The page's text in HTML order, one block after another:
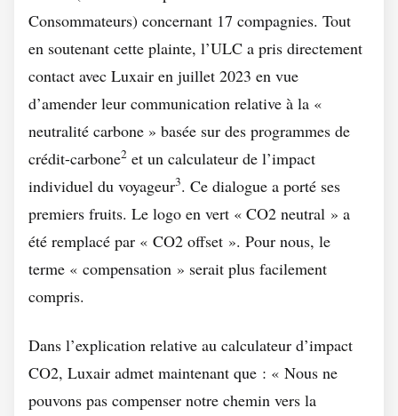
Consommateurs) concernant 17 compagnies. Tout
en soutenant cette plainte, l’ULC a pris directement
contact avec Luxair en juillet 2023 en vue
d’amender leur communication relative à la «
neutralité carbone » basée sur des programmes de
crédit-carbone2 et un calculateur de l’impact
individuel du voyageur3. Ce dialogue a porté ses
premiers fruits. Le logo en vert « CO2 neutral » a
été remplacé par « CO2 offset ». Pour nous, le
terme « compensation » serait plus facilement
compris.
Dans l’explication relative au calculateur d’impact
CO2, Luxair admet maintenant que : « Nous ne
pouvons pas compenser notre chemin vers la